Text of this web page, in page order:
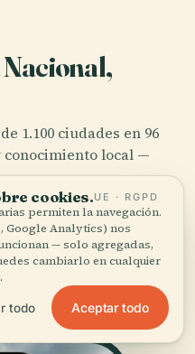
1.100 ciudades en 96
local —
cookies.UE · RGPD
permiten la navegación.
Google Analytics) nos
— solo agregadas,
cambiarlo en cualquier
todo Aceptar todo